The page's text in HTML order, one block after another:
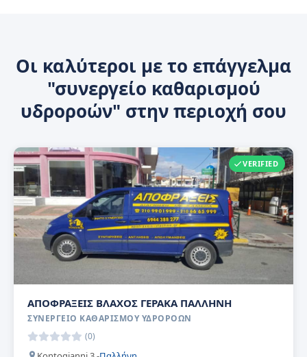
Οι καλύτεροι με το επάγγελμα
"συνεργείο καθαρισμού
υδροροών" στην περιοχή σου
VERIFIED
ΑΠΟΦΡΑΞΕΙΣ ΒΛΑΧΟΣ ΓΕΡΑΚΑ ΠΑΛΛΗΝΗ
ΣΥΝΕΡΓΕΊΟ ΚΑΘΑΡΙΣΜΟΎ ΥΔΡΟΡΟΏΝ
(0)